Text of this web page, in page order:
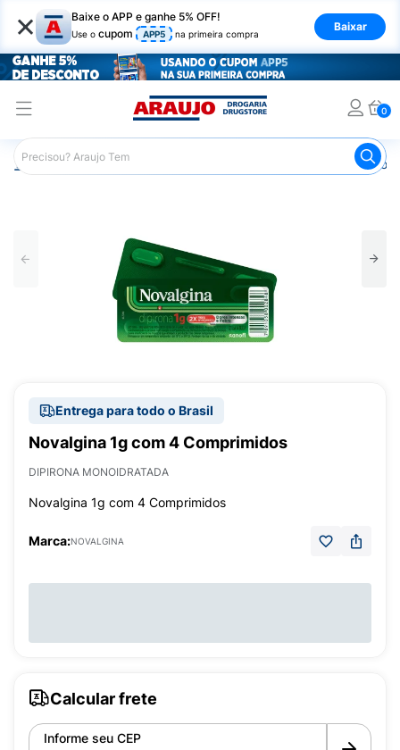
× Baixe o APP e ganhe 5% OFF!
Use o cupom APP5 na primeira compra
Baixar
0
Araujo Medicamentos Remédio
Entrega para todo o Brasil
Novalgina 1g com 4 Comprimidos
DIPIRONA MONOIDRATADA
Novalgina 1g com 4 Comprimidos
Marca:NOVALGINA
Calcular frete
Informe seu CEP